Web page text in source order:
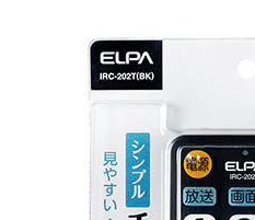
ゴに商品がありません。
商品がありません。